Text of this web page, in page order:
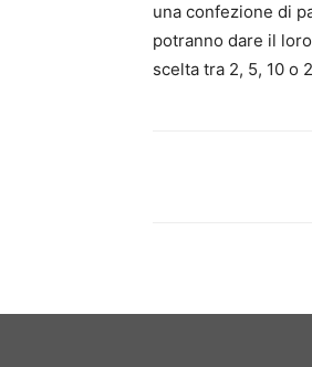
una confezione di
potranno dare il
scelta tra 2, 5, 10 o